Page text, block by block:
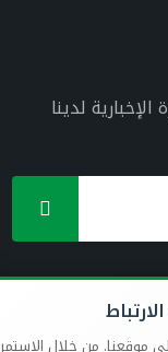
لدينا
من خلال الاستمرار